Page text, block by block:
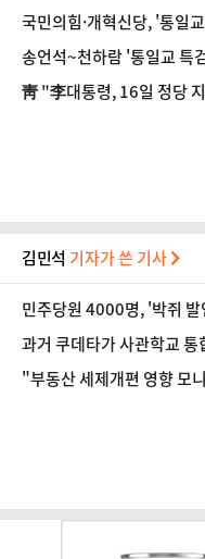
국민의힘·개혁신당, '통일
송언석~천하람 '통일교 특
다"
靑 "李대통령, 16일 정당
김민석 기자가 쓴 기사
민주당원 4000명, '박쥐
해야"
과거 쿠데타가 사관학교
에 설명하라"
"부동산 세제개편 영향 모